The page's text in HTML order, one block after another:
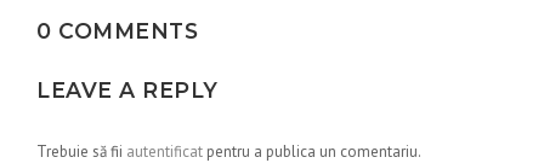
0 COMMENTS
LEAVE A REPLY
Trebuie să fii autentificat pentru a publica un comentariu.